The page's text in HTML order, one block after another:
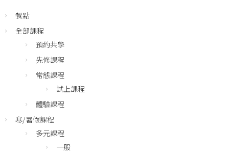
餐點
全部課程
預約共學
先修課程
常態課程
試上課程
體驗課程
寒/暑假課程
多元課程
一般